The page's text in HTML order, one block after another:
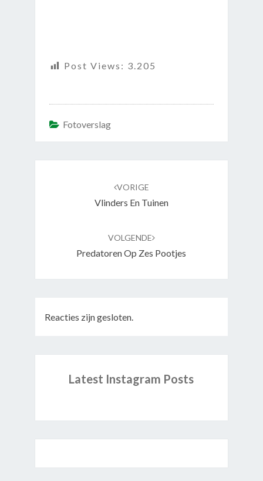
Post Views: 3.205
Fotoverslag
VORIGE
Vlinders En Tuinen
VOLGENDE
Predatoren Op Zes Pootjes
Reacties zijn gesloten.
Latest Instagram Posts